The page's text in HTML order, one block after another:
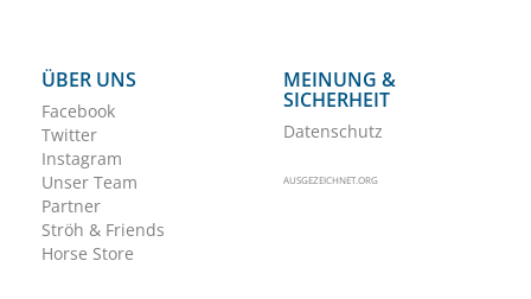
ÜBER UNS
Facebook
Twitter
Instagram
Unser Team
Partner
Ströh & Friends
Horse Store
MEINUNG &
SICHERHEIT
Datenschutz
AUSGEZEICHNET.ORG